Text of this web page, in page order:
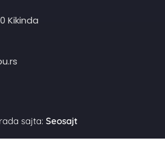
Kikinda
sajta:Seosajt